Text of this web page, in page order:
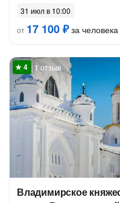
31 июл в 10:00
от 17 100 ₽за человека
1 отзыв
Владимирское